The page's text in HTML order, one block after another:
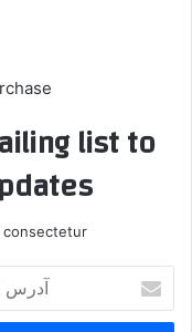
list to
ایمیل
خود